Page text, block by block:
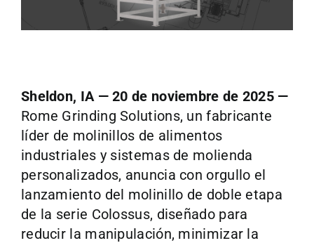
Sheldon, IA — 20 de noviembre de 2025 —
Rome Grinding Solutions, un fabricante
líder de molinillos de alimentos
industriales y sistemas de molienda
personalizados, anuncia con orgullo el
lanzamiento del molinillo de doble etapa
de la serie Colossus, diseñado para
reducir la manipulación, minimizar la